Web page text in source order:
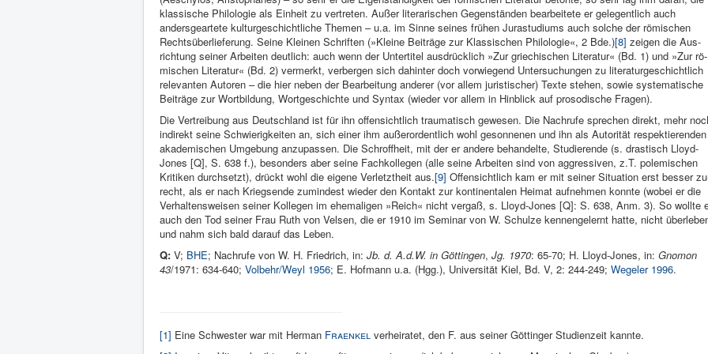
klassi­sche Philolo­gie als Ein­heit zu ver­treten. Au­ßer literari­schen Gegenständen be­arbeitete er gelegent­lich auch
andersgeartete kulturge­schichtliche Themen – u.a. im Sinne seines frühen Jura­studiums auch sol­che der römischen
Rechts­überlieferung. Seine Kleinen Schriften (»Kleine Beiträge zur Klas­sischen Philolo­gie«, 2 Bde.)[8] zeigen die Aus­
richtung seiner Ar­beiten deutlich: auch wenn der Untertitel aus­drücklich »Zur grie­chischen Literatur« (Bd. 1) und »Zur rö­
mischen Litera­tur« (Bd. 2) vermerkt, verber­gen sich dahinter doch vorwiegend Untersuchungen zu literaturge­schichtlich
re­levanten Autoren – die hier neben der Be­arbeitung anderer (vor allem juristi­scher) Texte stehen, sowie systematische
Bei­träge zur Wortbildung, Wortge­schichte und Syn­tax (wieder vor allem in Hinblick auf prosodi­sche Fragen).
Die Vertreibung aus Deutschland ist für ihn of­fensichtlich trauma­tisch gewesen. Die Nachrufe spre­chen direkt, mehr
indirekt seine Schwierigkei­ten an, sich einer ihm außerordent­lich wohl ge­sonnenen und ihn als Autorität re­spektierenden
aka­demischen Umge­bung an­zupassen. Die Schroff­heit, mit der er andere behandelte, Studie­rende (s. dra­stisch Lloyd-
Jones [Q], S. 638 f.), be­sonders aber seine Fach­kollegen (alle seine Arbeiten sind von aggressiven, z.T. pole­mischen
Kritiken durch­setzt), drückt wohl die eigene Verletzt­heit aus.[9] Of­fensichtlich kam er mit seiner Situa­tion erst bes­ser
recht, als er nach Kriegsende zumindest wieder den Kon­takt zur kontinentalen Heimat aufnehmen konnte (wobei er die
Verhaltenswei­sen seiner Kollegen im ehemaligen »Reich« nicht ver­gaß, s. Lloyd-Jones [Q]: S. 638, Anm. 3). So wollte
auch den Tod seiner Frau Ruth von Velsen, die er 1910 im Seminar von W. Schulze kennenge­lernt hatte, nicht
und nahm sich bald dar­auf das Leben.
Q: V; BHE; Nachrufe von W. H. Friedrich, in: Jb. d. A.d.W. in Göttin­gen, Jg. 1970: 65-70; H. Lloyd-Jones, in: Gno­mon
43/1971: 634-640; Vol­behr/Weyl 1956; E. Hof­mann u.a. (Hgg.), Uni­versität Kiel, Bd. V, 2: 244-249; Wegeler 1996.
[1] Eine Schwester war mit Herman Fraenkel verheiratet, den F. aus seiner Göttinger Studienzeit kannte.